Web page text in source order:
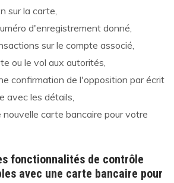
sur la carte,
d'enregistrement donné,
sur le compte associé,
ou le vol aux autorités,
confirmation de l'opposition par écrit
avec les détails,
nouvelle carte bancaire pour votre
fonctionnalités de contrôle
avec une carte bancaire pour